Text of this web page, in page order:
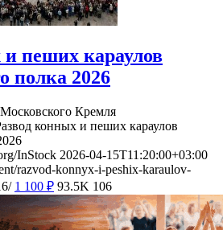
пеших караулов
полка 2026
Кремля
конных и пеших караулов
InStock 2026-04-15T11:20:00+03:00
razvod-konnyx-i-peshix-karaulov-
1 100 ₽ 93.5K 106